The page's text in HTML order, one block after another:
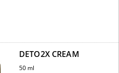
DETO2X CREAM
50 ml